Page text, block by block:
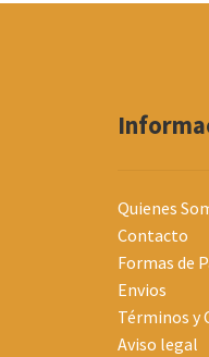
Quienes
Contacto
Formas de
Envios
Términos y
Aviso legal